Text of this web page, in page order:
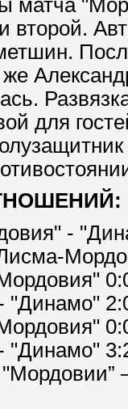
второй.
же
для
-
"Динамо"
"Динамо"